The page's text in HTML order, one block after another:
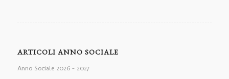
ARTICOLI ANNO SOCIALE
Anno Sociale 2026 – 2027